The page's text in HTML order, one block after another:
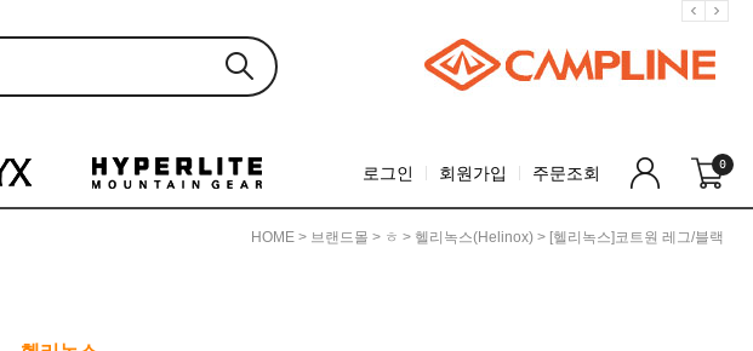
로그인 회원가입 주문조회 0
HOME > 브랜드몰 > ㅎ > 헬리녹스(Helinox) > [헬리녹스]코트원 레그/블랙